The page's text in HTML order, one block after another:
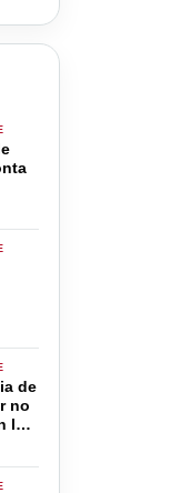
de
no
las